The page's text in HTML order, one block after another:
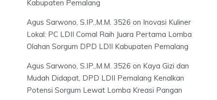
Kabupaten Pemalang
Agus Sarwono, S.IP.,M.M. 3526 on Inovasi Kuliner
Lokal: PC LDII Comal Raih Juara Pertama Lomba
Olahan Sorgum DPD LDII Kabupaten Pemalang
Agus Sarwono, S.IP.,M.M. 3526 on Kaya Gizi dan
Mudah Didapat, DPD LDII Pemalang Kenalkan
Potensi Sorgum Lewat Lomba Kreasi Pangan